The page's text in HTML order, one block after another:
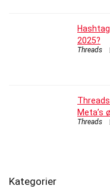
2025?
Threads
Meta’s
Threads
Kategorier